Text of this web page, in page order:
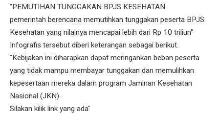
"PEMUTIHAN TUNGGAKAN BPJS KESEHATAN
pemerintah berencana memutihkan tunggakan peserta BPJS
Kesehatan yang nilainya mencapai lebih dari Rp 10 triliun"
Infografis tersebut diberi keterangan sebagai berikut.
"Kebijakan ini diharapkan dapat meringankan beban peserta
yang tidak mampu membayar tunggakan dan memulihkan
kepesertaan mereka dalam program Jaminan Kesehatan
Nasional (JKN).
Silakan kilik link yang ada"